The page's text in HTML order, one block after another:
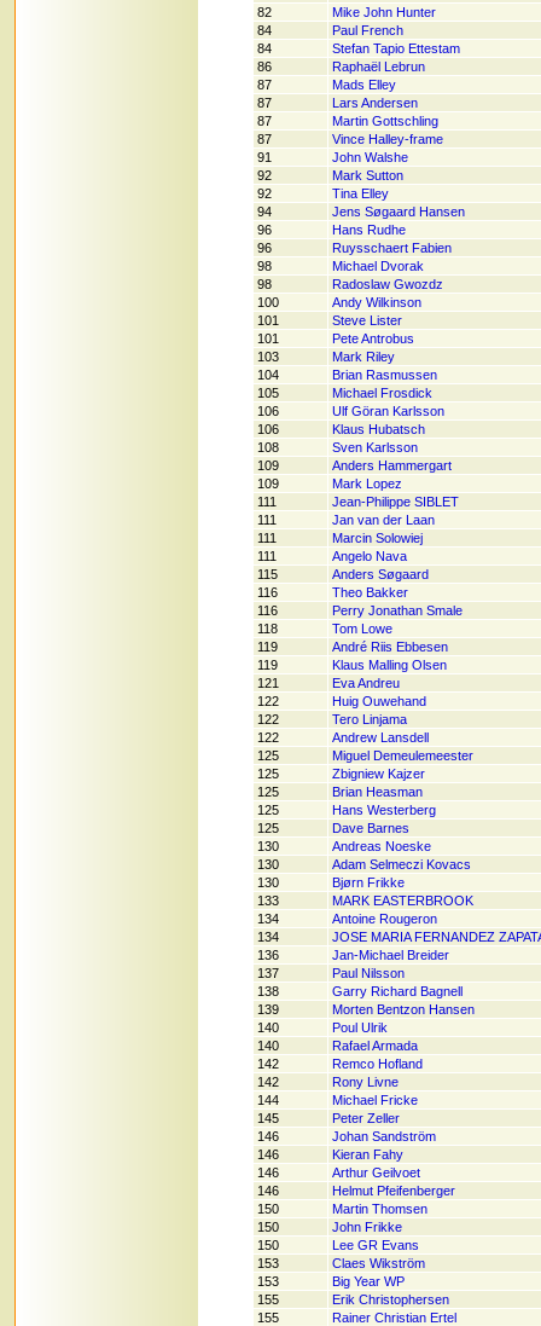
82
Mike John Hunter
84
Paul French
84
Stefan Tapio Ettestam
86
Raphaël Lebrun
87
Mads Elley
87
Lars Andersen
87
Martin Gottschling
87
Vince Halley-frame
91
John Walshe
92
Mark Sutton
92
Tina Elley
94
Jens Søgaard Hansen
96
Hans Rudhe
96
Ruysschaert Fabien
98
Michael Dvorak
98
Radoslaw Gwozdz
100
Andy Wilkinson
101
Steve Lister
101
Pete Antrobus
103
Mark Riley
104
Brian Rasmussen
105
Michael Frosdick
106
Ulf Göran Karlsson
106
Klaus Hubatsch
108
Sven Karlsson
109
Anders Hammergart
109
Mark Lopez
111
Jean-Philippe SIBLET
111
Jan van der Laan
111
Marcin Solowiej
111
Angelo Nava
115
Anders Søgaard
116
Theo Bakker
116
Perry Jonathan Smale
118
Tom Lowe
119
André Riis Ebbesen
119
Klaus Malling Olsen
121
Eva Andreu
122
Huig Ouwehand
122
Tero Linjama
122
Andrew Lansdell
125
Miguel Demeulemeester
125
Zbigniew Kajzer
125
Brian Heasman
125
Hans Westerberg
125
Dave Barnes
130
Andreas Noeske
130
Adam Selmeczi Kovacs
130
Bjørn Frikke
133
MARK EASTERBROOK
134
Antoine Rougeron
134
JOSE MARIA FERNANDEZ
136
Jan-Michael Breider
137
Paul Nilsson
138
Garry Richard Bagnell
139
Morten Bentzon Hansen
140
Poul Ulrik
140
Rafael Armada
142
Remco Hofland
142
Rony Livne
144
Michael Fricke
145
Peter Zeller
146
Johan Sandström
146
Kieran Fahy
146
Arthur Geilvoet
146
Helmut Pfeifenberger
150
Martin Thomsen
150
John Frikke
150
Lee GR Evans
153
Claes Wikström
153
Big Year WP
155
Erik Christophersen
155
Rainer Christian Ertel